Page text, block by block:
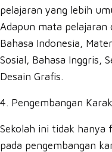
pelajaran yang lebih
Adapun mata pelajaran
Bahasa Indonesia,
Sosial, Bahasa Inggris,
Desain Grafis.
4. Pengembangan
Sekolah ini tidak hanya
pada pengembangan